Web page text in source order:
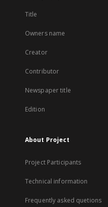
Title
Owners name
Creator
Contributor
Newspaper title
Edition
About Project
Project Participants
Technical information
Frequently asked quetions